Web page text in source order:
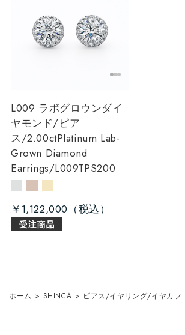
L009 ラボグロウンダイ
ヤモンド/ピア
ス/2.00ctPlatinum Lab-
Grown Diamond
Earrings/L009TPS200
￥1,122,000
ホーム > SHINCA > ピアス/イヤリング/イヤカフ